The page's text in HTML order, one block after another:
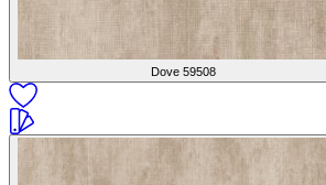
Dove 59508